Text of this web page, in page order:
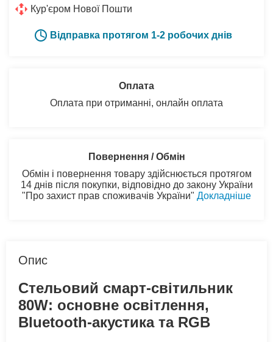
Кур'єром Нової Пошти
Відправка протягом 1-2 робочих днів
Оплата
Оплата при отриманні, онлайн оплата
Повернення / Обмін
Обмін і повернення товару здійснюється протягом
14 днів після покупки, відповідно до закону України
"Про захист прав споживачів України" Докладніше
Опис
Стельовий смарт-світильник
80W: основне освітлення,
Bluetooth-акустика та RGB